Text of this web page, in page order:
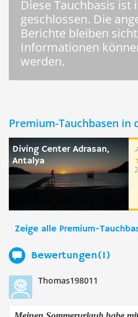
Diese Tauchbasis ist
geschlossen. Die
Berichte bleiben
Informationen
werden.
Premium-Tauchbasen in
Diving Center Adrasan,
Antalya
Zeige alle Premium-
Bewertungen(1)
Thomas198011